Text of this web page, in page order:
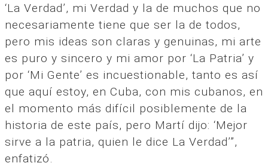
‘La Verdad’, mi Verdad y la de muchos que no
necesariamente tiene que ser la de todos,
pero mis ideas son claras y genuinas, mi arte
es puro y sincero y mi amor por ‘La Patria’ y
por ‘Mi Gente’ es incuestionable, tanto es así
que aquí estoy, en Cuba, con mis cubanos, en
el momento más difícil posiblemente de la
historia de este país, pero Martí dijo: ‘Mejor
sirve a la patria, quien le dice La Verdad’”,
enfatizó.